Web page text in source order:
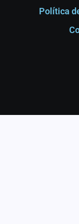
Política